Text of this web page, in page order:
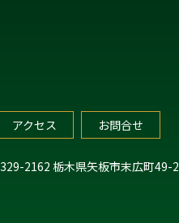
アクセス お問合せ
2162 栃木県矢板市末広町49-2